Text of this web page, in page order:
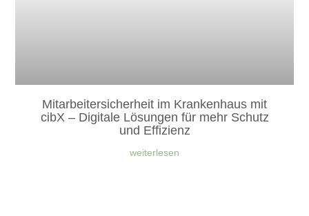
Mitarbeitersicherheit im Krankenhaus mit
cibX – Digitale Lösungen für mehr Schutz
und Effizienz
weiterlesen